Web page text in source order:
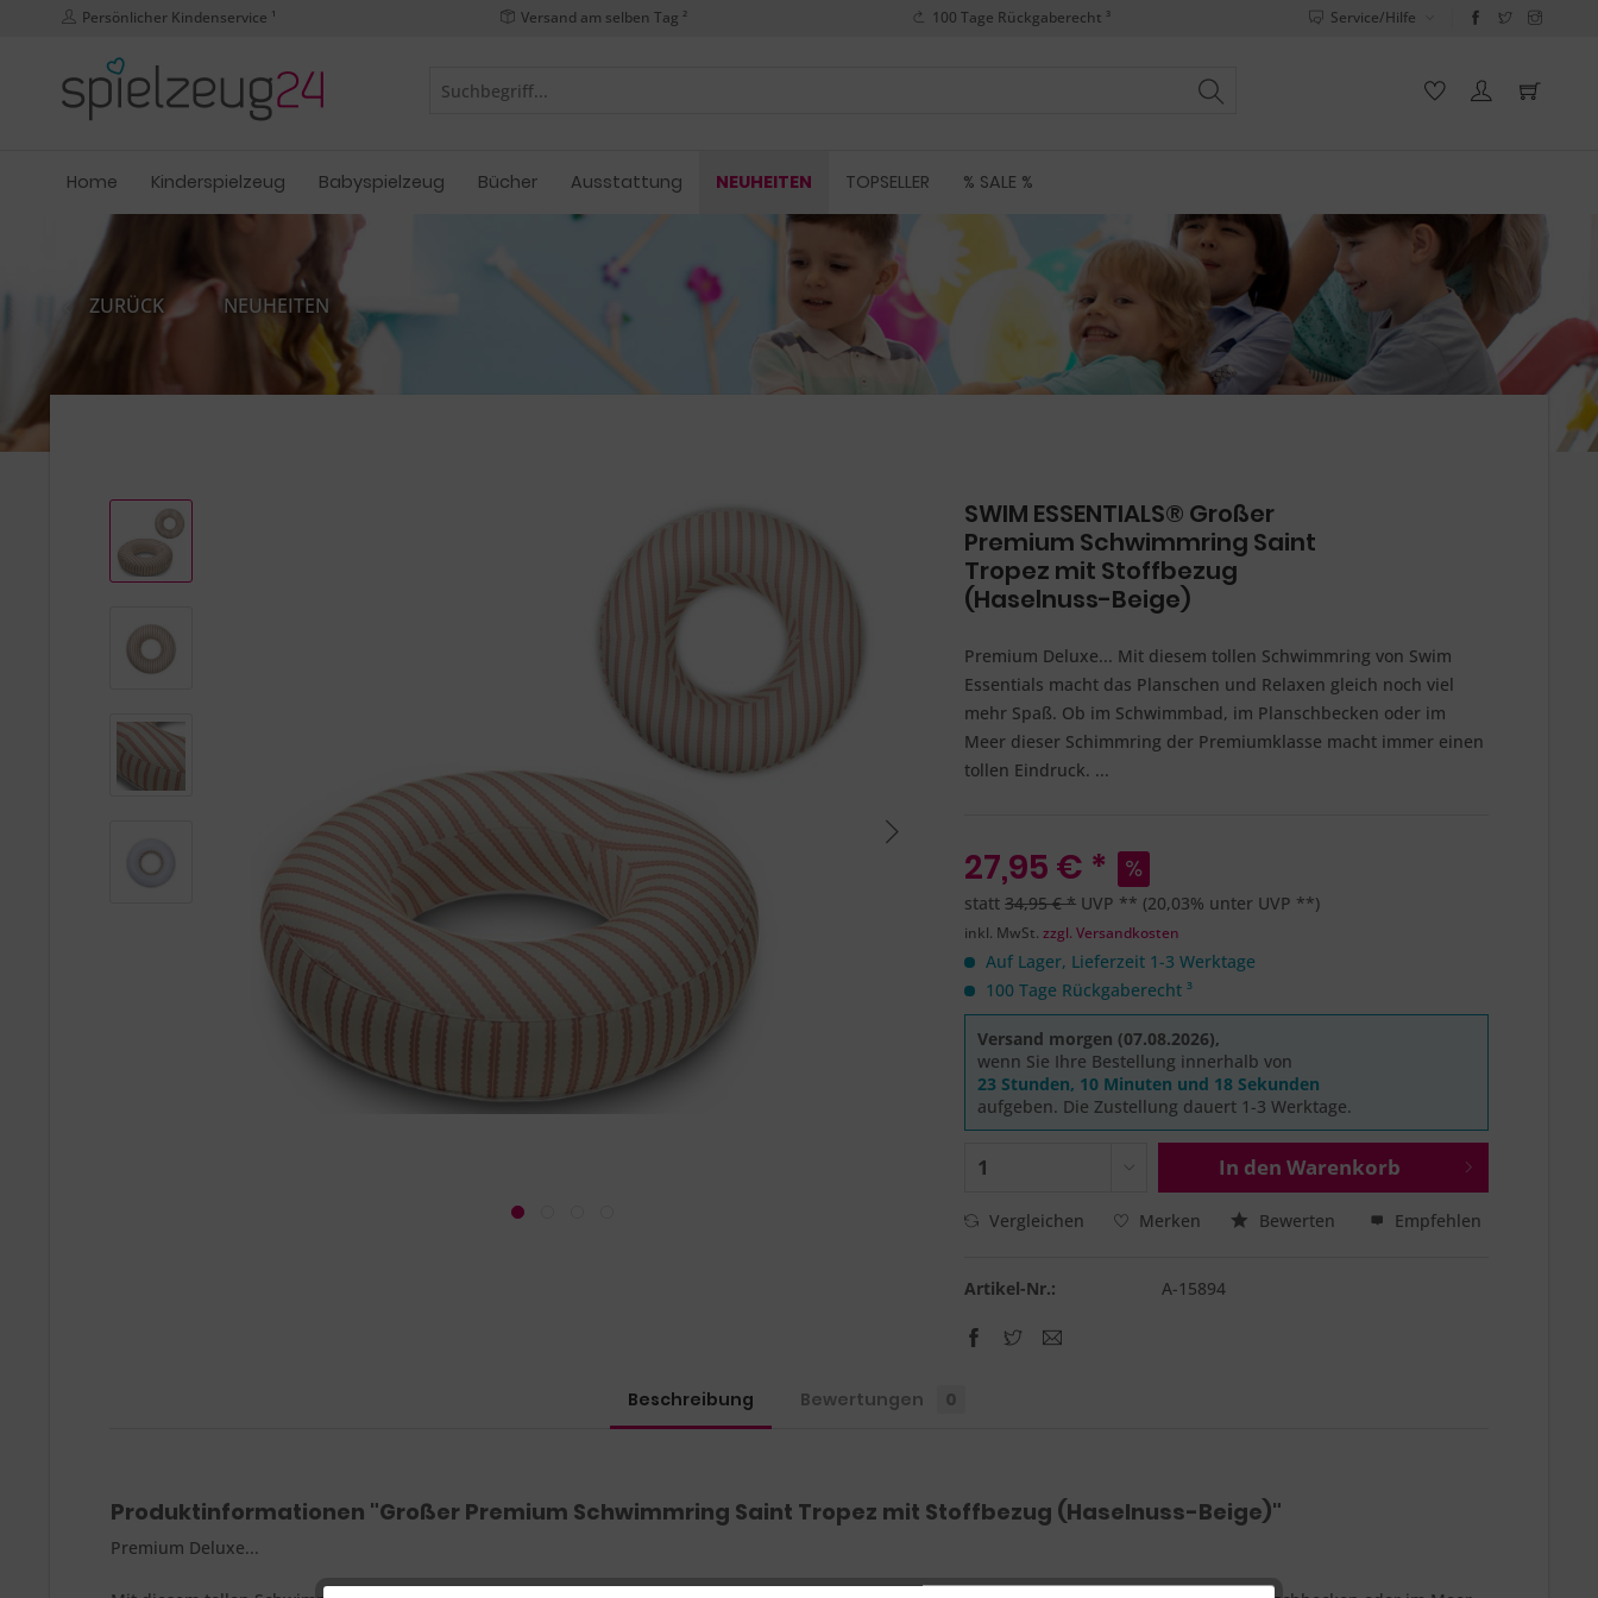
Persönlicher Kindenservice ¹ Versand am selben Tag ² 100 Tage Rückgaberecht ³ Service/Hilfe
Home Kinderspielzeug Babyspielzeug Bücher Ausstattung NEUHEITEN TOPSELLER % SALE %
ZURÜCK NEUHEITEN
SWIM ESSENTIALS® Großer
Premium Schwimmring Saint
Tropez mit Stoffbezug
(Haselnuss-Beige)
Premium Deluxe... Mit diesem tollen Schwimmring von Swim
Essentials macht das Planschen und Relaxen gleich noch viel
mehr Spaß. Ob im Schwimmbad, im Planschbecken oder im
Meer dieser Schimmring der Premiumklasse macht immer einen
tollen Eindruck. ...
27,95 € *
statt34,95 € * UVP ** (20,03% unter UVP **)
inkl. MwSt.zzgl. Versandkosten
Auf Lager, Lieferzeit 1-3 Werktage
100 Tage Rückgaberecht ³
Versand morgen (07.08.2026),
wenn Sie Ihre Bestellung innerhalb von
23 Stunden, 10 Minuten und 17 Sekunden
aufgeben. Die Zustellung dauert 1-3 Werktage.
In den Warenkorb
Vergleichen Merken Bewerten Empfehlen
Artikel-Nr.: A-15894
Beschreibung Bewertungen 0
Produktinformationen "Großer Premium Schwimmring Saint Tropez mit Stoffbezug (Haselnuss-Beige)"
Premium Deluxe...